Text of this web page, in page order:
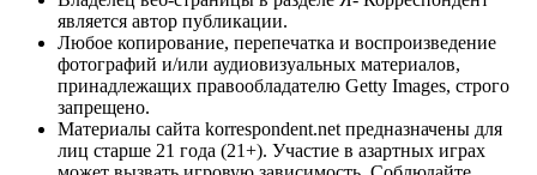
является автор публикации.
Любое копирование, перепечатка и воспроизведение
фотографий и/или аудиовизуальных материалов,
принадлежащих правообладателю Getty Images, строго
запрещено.
Материалы сайта korrespondent.net предназначены для
лиц старше 21 года (21+). Участие в азартных играх